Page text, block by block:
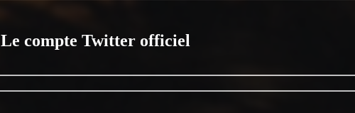
Le compte Twitter officiel